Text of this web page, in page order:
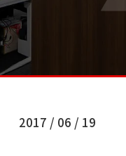
2017 / 06 / 19